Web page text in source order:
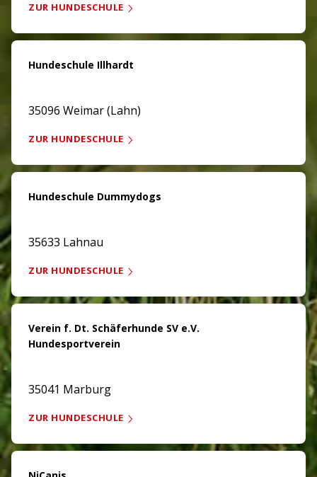
ZUR HUNDESCHULE
Hundeschule Illhardt
35096 Weimar (Lahn)
ZUR HUNDESCHULE
Hundeschule Dummydogs
35633 Lahnau
ZUR HUNDESCHULE
Verein f. Dt. Schäferhunde SV e.V.
Hundesportverein
35041 Marburg
ZUR HUNDESCHULE